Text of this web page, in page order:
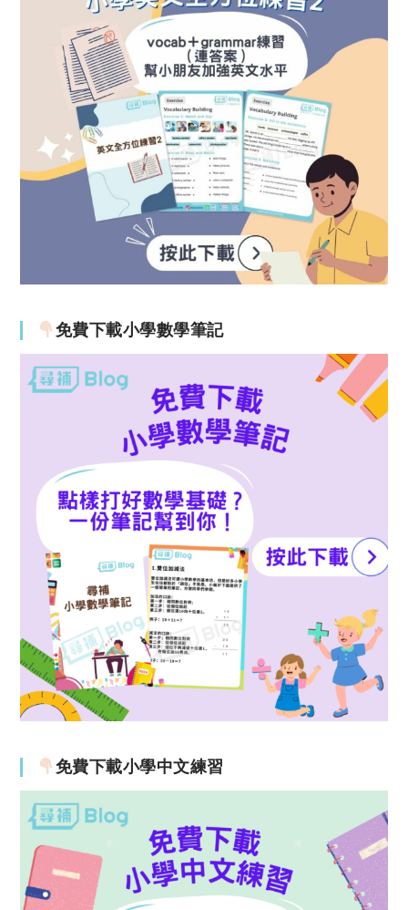
免費下載小學數學筆記
免費下載小學中文練習